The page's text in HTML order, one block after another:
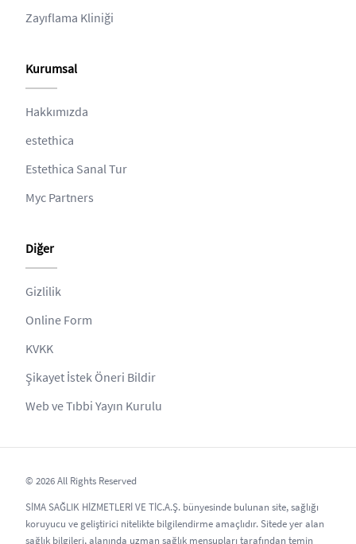
Zayıflama Kliniği
Kurumsal
Hakkımızda
estethica
Estethica Sanal Tur
Myc Partners
Diğer
Gizlilik
Online Form
KVKK
Şikayet İstek Öneri Bildir
Web ve Tıbbi Yayın Kurulu
© 2026 All Rights Reserved
SİMA SAĞLIK HİZMETLERİ VE TİC.A.Ş. bünyesinde bulunan site, sağlığı
koruyucu ve geliştirici nitelikte bilgilendirme amaçlıdır. Sitede yer alan
sağlık bilgileri, alanında uzman sağlık mensupları tarafından temin